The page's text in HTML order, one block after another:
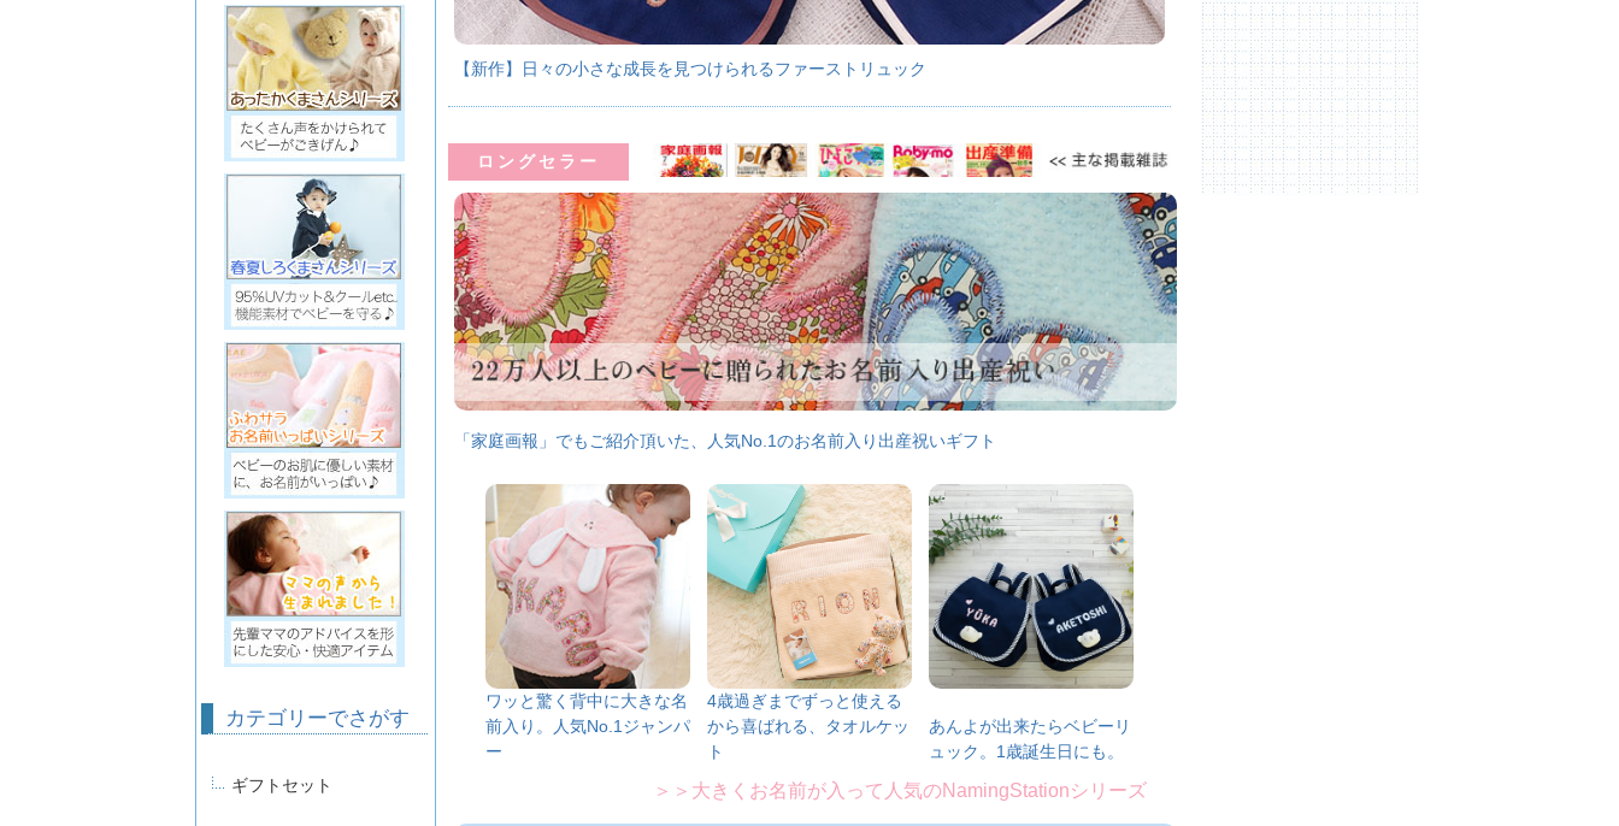
カテゴリーでさがす
ギフトセット
【新作】日々の小さな成長を見つけられるファーストリュック
ロングセラー
「家庭画報」でもご紹介頂いた、人気No.1のお名前入り出産祝いギフト
ワッと驚く背中に大きな名
前入り。人気No.1ジャンパ
ー
4歳過ぎまでずっと使える
から喜ばれる、タオルケッ
ト
あんよが出来たらベビーリ
ュック。1歳誕生日にも。
＞＞大きくお名前が入って人気のNamingStationシリーズ